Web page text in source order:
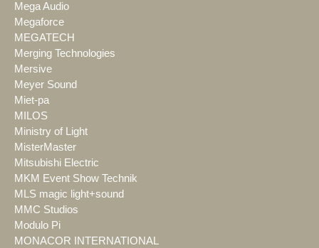
Mega Audio
Megaforce
MEGATECH
Merging Technologies
Mersive
Meyer Sound
Miet-pa
MILOS
Ministry of Light
MisterMaster
Mitsubishi Electric
MKM Event Show Technik
MLS magic light+sound
MMC Studios
Modulo Pi
MONACOR INTERNATIONAL